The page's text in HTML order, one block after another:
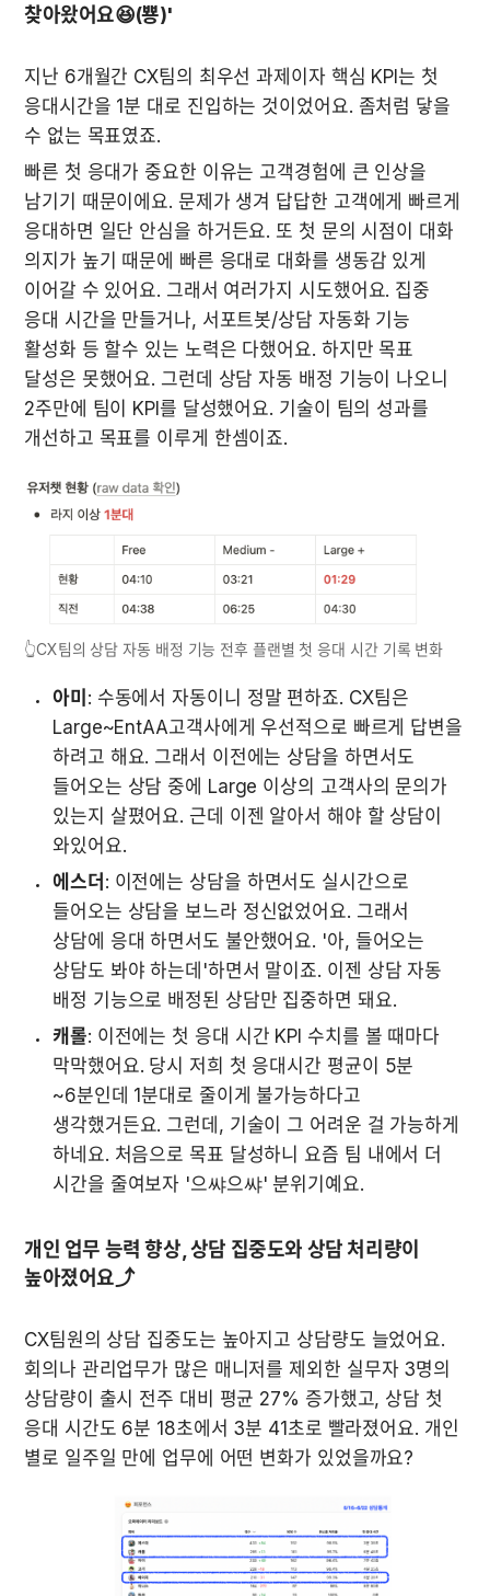
찾아왔어요😆(뿅)'
지난 6개월간 CX팀의 최우선 과제이자 핵심 KPI는 첫
응대시간을 1분 대로 진입하는 것이었어요. 좀처럼 닿을
수 없는 목표였죠.
빠른 첫 응대가 중요한 이유는 고객경험에 큰 인상을
남기기 때문이에요. 문제가 생겨 답답한 고객에게 빠르게
응대하면 일단 안심을 하거든요. 또 첫 문의 시점이 대화
의지가 높기 때문에 빠른 응대로 대화를 생동감 있게
이어갈 수 있어요. 그래서 여러가지 시도했어요. 집중
응대 시간을 만들거나, 서포트봇/상담 자동화 기능
활성화 등 할수 있는 노력은 다했어요. 하지만 목표
달성은 못했어요. 그런데 상담 자동 배정 기능이 나오니
2주만에 팀이 KPI를 달성했어요. 기술이 팀의 성과를
개선하고 목표를 이루게 한셈이죠.
👆CX팀의 상담 자동 배정 기능 전후 플랜별 첫 응대 시간 기록 변화
아미 : 수동에서 자동이니 정말 편하죠. CX팀은
Large~EntAA고객사에게 우선적으로 빠르게 답변을
하려고 해요. 그래서 이전에는 상담을 하면서도
들어오는 상담 중에 Large 이상의 고객사의 문의가
있는지 살폈어요. 근데 이젠 알아서 해야 할 상담이
와있어요.
에스더 : 이전에는 상담을 하면서도 실시간으로
들어오는 상담을 보느라 정신없었어요. 그래서
상담에 응대 하면서도 불안했어요. '아, 들어오는
상담도 봐야 하는데'하면서 말이죠. 이젠 상담 자동
배정 기능으로 배정된 상담만 집중하면 돼요.
캐롤: 이전에는 첫 응대 시간 KPI 수치를 볼 때마다
막막했어요. 당시 저희 첫 응대시간 평균이 5분
~6분인데 1분대로 줄이게 불가능하다고
생각했거든요. 그런데, 기술이 그 어려운 걸 가능하게
하네요. 처음으로 목표 달성하니 요즘 팀 내에서 더
시간을 줄여보자 '으쌰으쌰' 분위기예요.
개인 업무 능력 향상, 상담 집중도와 상담 처리량이
높아졌어요⤴️
CX팀원의 상담 집중도는 높아지고 상담량도 늘었어요.
회의나 관리업무가 많은 매니저를 제외한 실무자 3명의
상담량이 출시 전주 대비 평균 27% 증가했고, 상담 첫
응대 시간도 6분 18초에서 3분 41초로 빨라졌어요. 개인
별로 일주일 만에 업무에 어떤 변화가 있었을까요?